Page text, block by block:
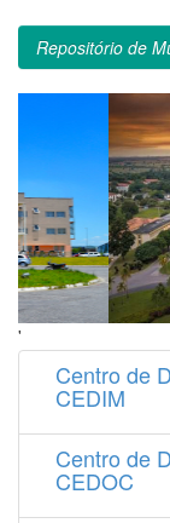
Repositório de
'
Centro de
CEDIM
Centro de
CEDOC